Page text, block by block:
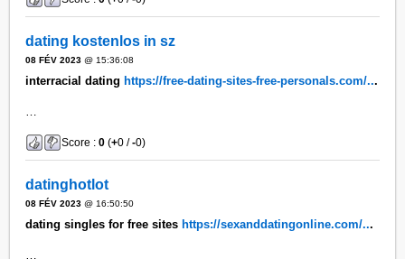
dating kostenlos in sz
08 FÉV 2023 @ 15:36:08
interracial dating https://free-dating-sites-free-personals.com/...
Score :0 (+0 /-0)
datinghotlot
08 FÉV 2023 @ 16:50:50
dating singles for free sites https://sexanddatingonline.com/...